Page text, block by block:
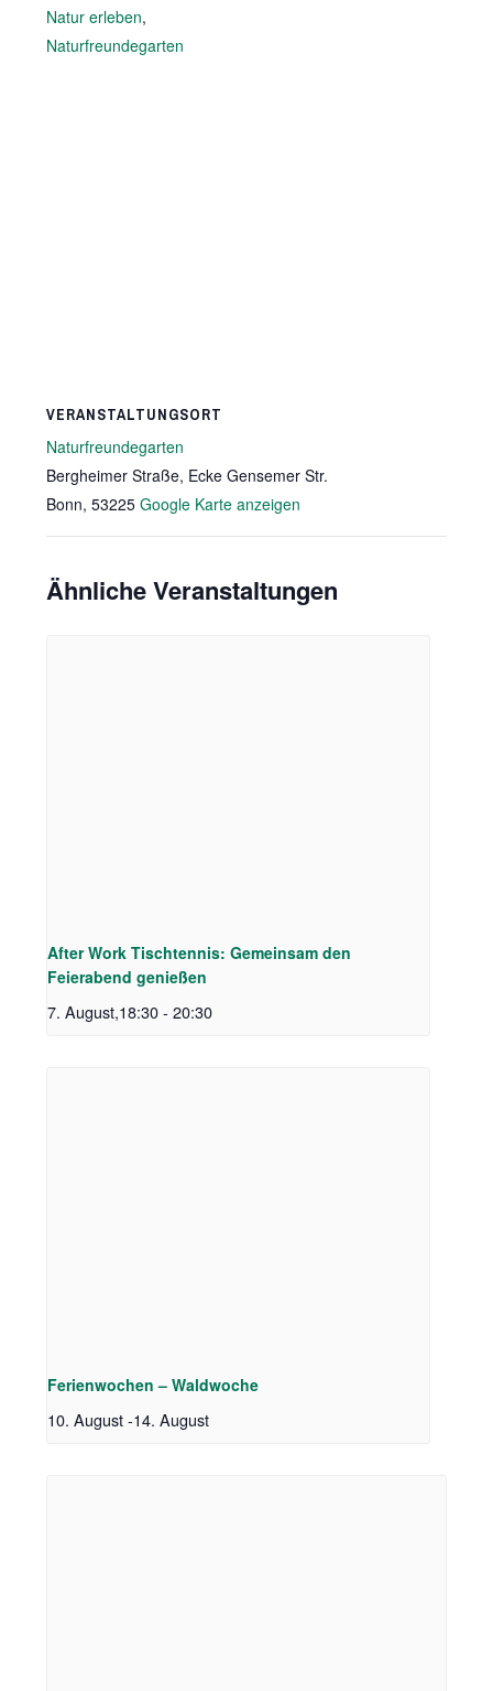
Natur erleben,
Naturfreundegarten
VERANSTALTUNGSORT
Naturfreundegarten
Bergheimer Straße, Ecke Gensemer Str.
Bonn, 53225 Google Karte anzeigen
Ähnliche Veranstaltungen
After Work Tischtennis: Gemeinsam den
Feierabend genießen
7. August,18:30 - 20:30
Ferienwochen – Waldwoche
10. August -14. August